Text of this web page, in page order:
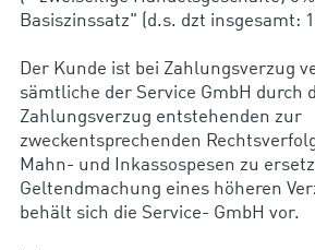
Basiszinssatz" (d.s. dzt insgesamt:
Der Kunde ist bei Zahlungsverzug
sämtliche der Service GmbH durch
Zahlungsverzug entstehenden zur
zweckentsprechenden
Mahn- und Inkassospesen zu
Geltendmachung eines höheren
behält sich die Service- GmbH vor.